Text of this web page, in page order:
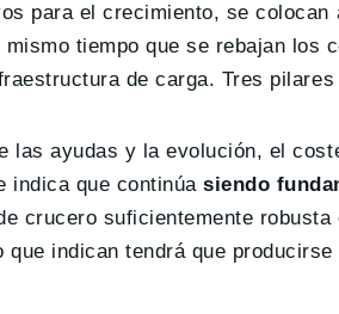
para el crecimiento, se
tiempo que se rebajan los
de carga. Tres
las ayudas y la evolución, el
indica que continúasiendo
crucero suficientemente
que indican tendrá que